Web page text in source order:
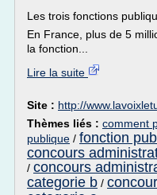
Les trois fonctions
En France, plus de 5
la fonction...
Lire la suite
Site : http://
Thèmes liés : comment
publique / fonction
concours
/ concours
categorie b /